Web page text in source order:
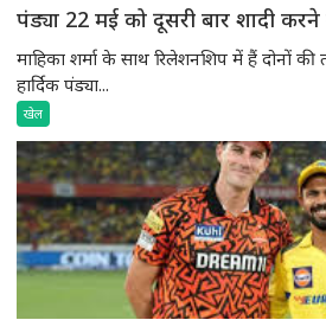
पंड्या 22 मई को दूसरी बार शादी
माहिका शर्मा के साथ रिलेशनशिप में हैं दोनों
हार्दिक पंड्या...
खेल